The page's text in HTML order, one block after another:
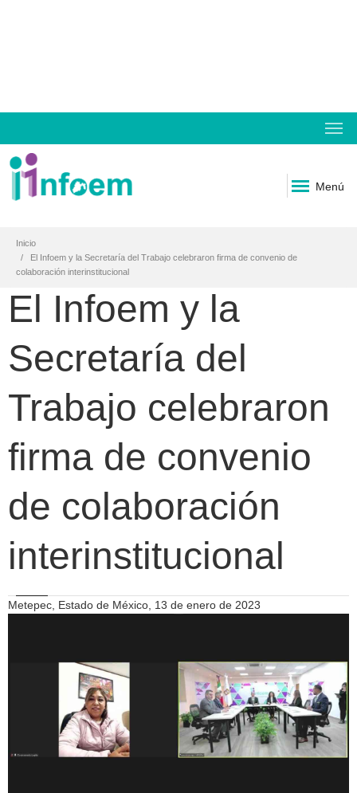
Menú
Inicio
El Infoem y la Secretaría del Trabajo celebraron firma de convenio de
colaboración interinstitucional
El Infoem y la
Secretaría del
Trabajo celebraron
firma de convenio
de colaboración
interinstitucional
Metepec, Estado de México, 13 de enero de 2023